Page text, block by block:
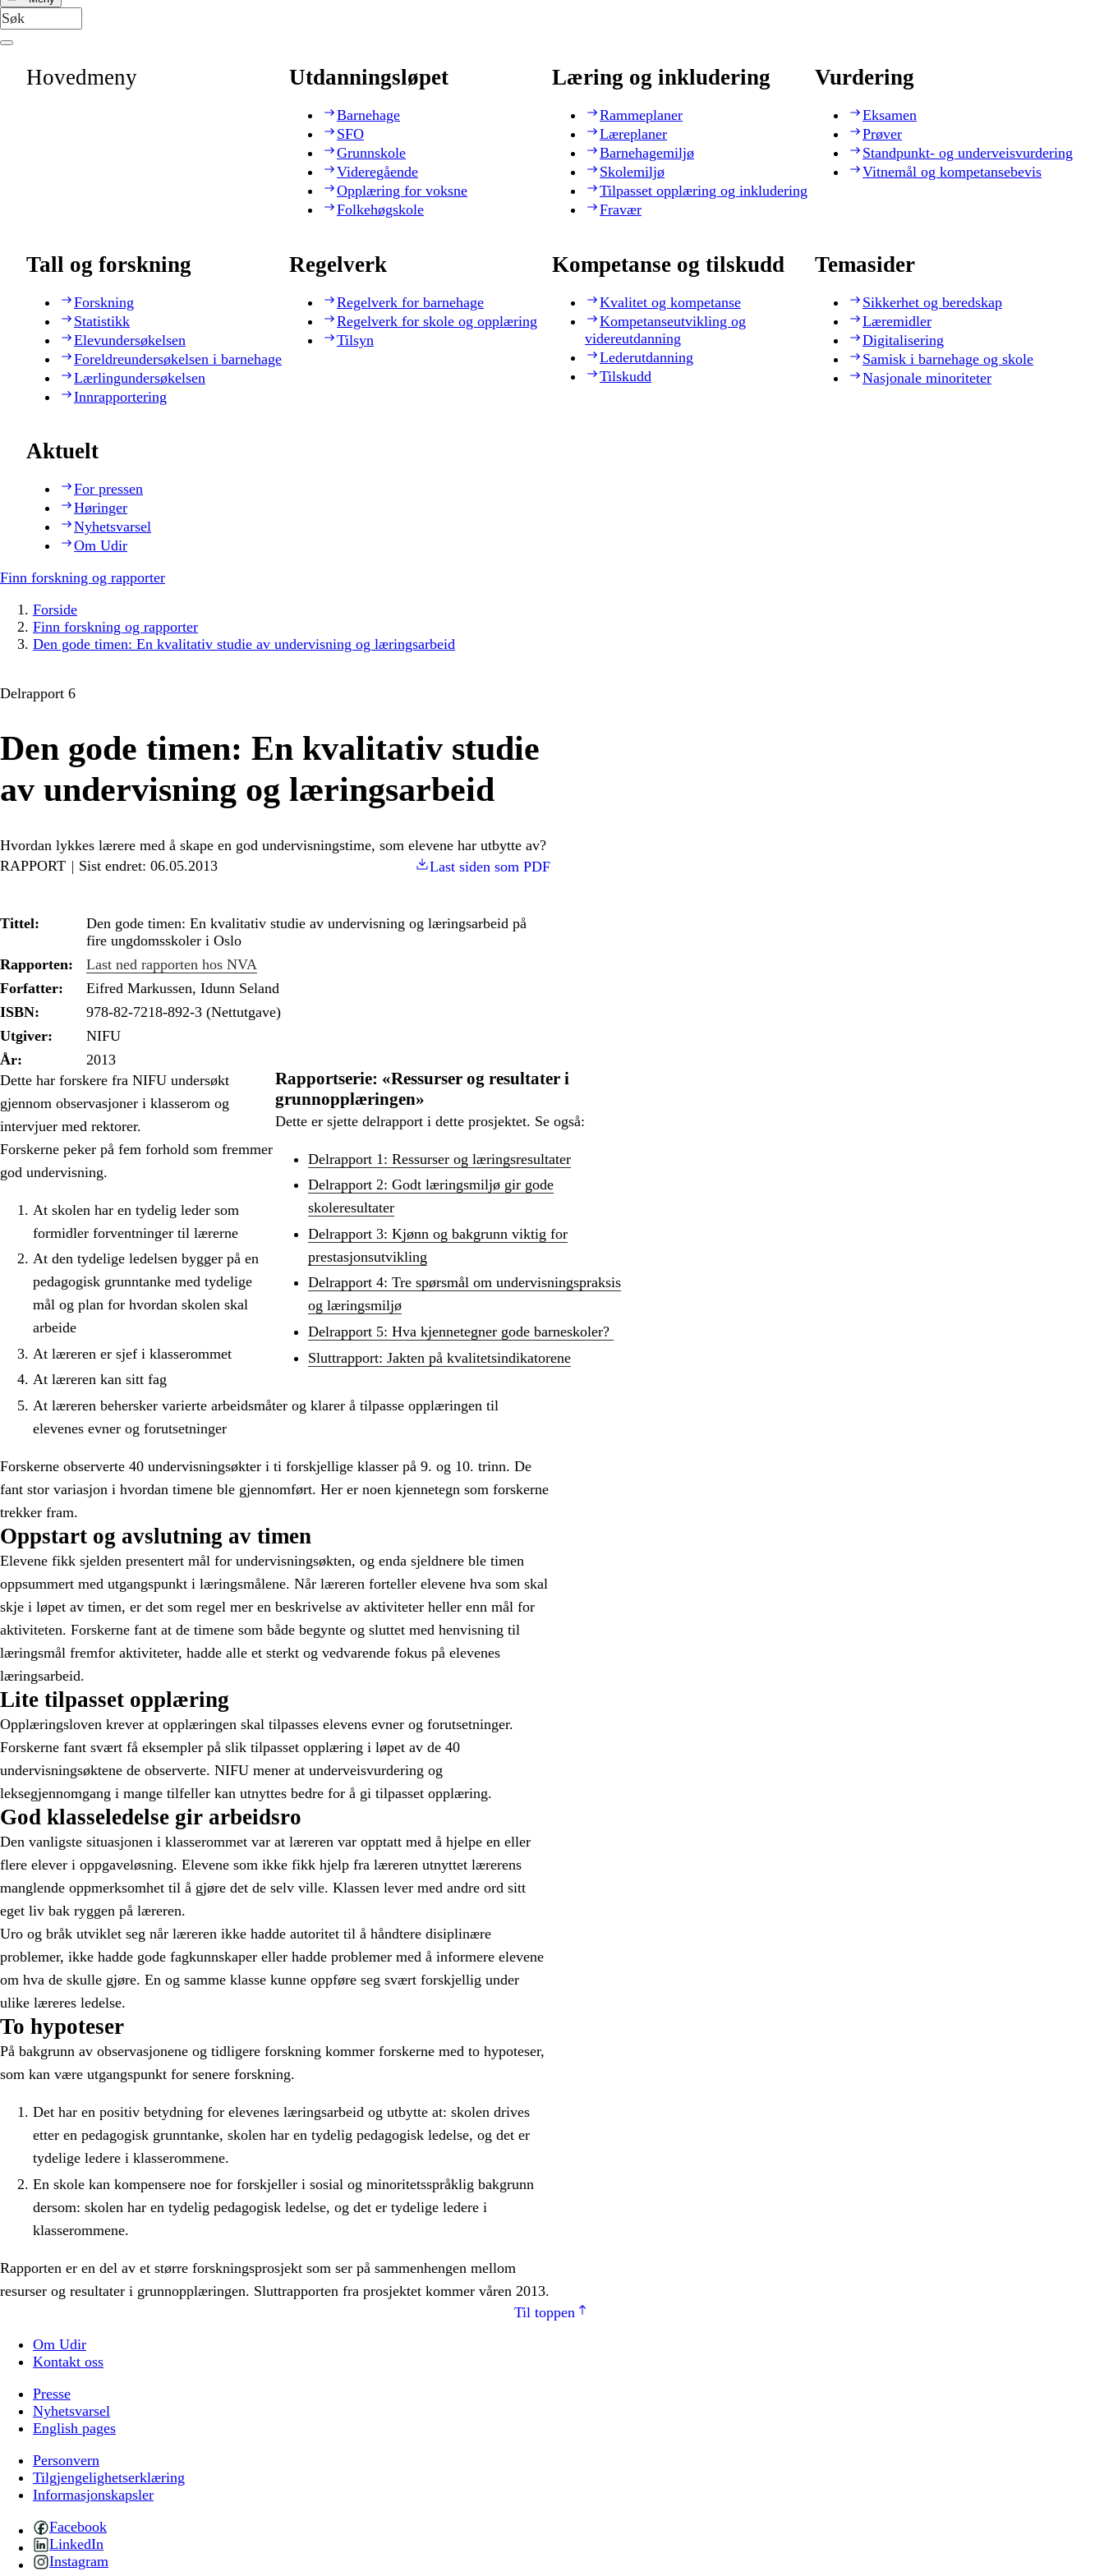
Hovedmeny Utdanningsløpet
Barnehage
SFO
Grunnskole
Videregående
Opplæring for voksne
Folkehøgskole
Læring og inkludering
Rammeplaner
Læreplaner
Barnehagemiljø
Skolemiljø
Tilpasset opplæring og inkludering
Fravær
Vurdering
Eksamen
Prøver
Standpunkt- og underveisvurdering
Vitnemål og kompetansebevis
Tall og forskning
Forskning
Statistikk
Elevundersøkelsen
Foreldreundersøkelsen i barnehage
Lærlingundersøkelsen
Innrapportering
Regelverk
Regelverk for barnehage
Regelverk for skole og opplæring
Tilsyn
Kompetanse og tilskudd
Kvalitet og kompetanse
Kompetanseutvikling og
videreutdanning
Lederutdanning
Tilskudd
Temasider
Sikkerhet og beredskap
Læremidler
Digitalisering
Samisk i barnehage og skole
Nasjonale minoriteter
Aktuelt
For pressen
Høringer
Nyhetsvarsel
Om Udir
Finn forskning og rapporter
Forside
Finn forskning og rapporter
Den gode timen: En kvalitativ studie av undervisning og læringsarbeid
Delrapport 6
Den gode timen: En kvalitativ studie
av undervisning og læringsarbeid
Hvordan lykkes lærere med å skape en god undervisningstime, som elevene har utbytte av?
RAPPORT
Sist endret: 06.05.2013 Last siden som PDF
Tittel:
Den gode timen: En kvalitativ studie av undervisning og læringsarbeid på
fire ungdomsskoler i Oslo
Rapporten:
Last ned rapporten hos NVA
Forfatter:
Eifred Markussen, Idunn Seland
ISBN:
978-82-7218-892-3 (Nettutgave)
Utgiver:
NIFU
År:
2013
Rapportserie: «Ressurser og resultater i
grunnopplæringen»
Dette er sjette delrapport i dette prosjektet. Se også:
Delrapport 1: Ressurser og læringsresultater
Delrapport 2: Godt læringsmiljø gir gode
skoleresultater
Delrapport 3: Kjønn og bakgrunn viktig for
prestasjonsutvikling
Delrapport 4: Tre spørsmål om undervisningspraksis
og læringsmiljø
Delrapport 5: Hva kjennetegner gode barneskoler?
Sluttrapport: Jakten på kvalitetsindikatorene
Dette har forskere fra NIFU undersøkt
gjennom observasjoner i klasserom og
intervjuer med rektorer.
Forskerne peker på fem forhold som fremmer
god undervisning.
At skolen har en tydelig leder som
formidler forventninger til lærerne
At den tydelige ledelsen bygger på en
pedagogisk grunntanke med tydelige
mål og plan for hvordan skolen skal
arbeide
At læreren er sjef i klasserommet
At læreren kan sitt fag
At læreren behersker varierte arbeidsmåter og klarer å tilpasse opplæringen til
elevenes evner og forutsetninger
Forskerne observerte 40 undervisningsøkter i ti forskjellige klasser på 9. og 10. trinn. De
fant stor variasjon i hvordan timene ble gjennomført. Her er noen kjennetegn som forskerne
trekker fram.
Oppstart og avslutning av timen
Elevene fikk sjelden presentert mål for undervisningsøkten, og enda sjeldnere ble timen
oppsummert med utgangspunkt i læringsmålene. Når læreren forteller elevene hva som skal
skje i løpet av timen, er det som regel mer en beskrivelse av aktiviteter heller enn mål for
aktiviteten. Forskerne fant at de timene som både begynte og sluttet med henvisning til
læringsmål fremfor aktiviteter, hadde alle et sterkt og vedvarende fokus på elevenes
læringsarbeid.
Lite tilpasset opplæring
Opplæringsloven krever at opplæringen skal tilpasses elevens evner og forutsetninger.
Forskerne fant svært få eksempler på slik tilpasset opplæring i løpet av de 40
undervisningsøktene de observerte. NIFU mener at underveisvurdering og
leksegjennomgang i mange tilfeller kan utnyttes bedre for å gi tilpasset opplæring.
God klasseledelse gir arbeidsro
Den vanligste situasjonen i klasserommet var at læreren var opptatt med å hjelpe en eller
flere elever i oppgaveløsning. Elevene som ikke fikk hjelp fra læreren utnyttet lærerens
manglende oppmerksomhet til å gjøre det de selv ville. Klassen lever med andre ord sitt
eget liv bak ryggen på læreren.
Uro og bråk utviklet seg når læreren ikke hadde autoritet til å håndtere disiplinære
problemer, ikke hadde gode fagkunnskaper eller hadde problemer med å informere elevene
om hva de skulle gjøre. En og samme klasse kunne oppføre seg svært forskjellig under
ulike læreres ledelse.
To hypoteser
På bakgrunn av observasjonene og tidligere forskning kommer forskerne med to hypoteser,
som kan være utgangspunkt for senere forskning.
Det har en positiv betydning for elevenes læringsarbeid og utbytte at: skolen drives
etter en pedagogisk grunntanke, skolen har en tydelig pedagogisk ledelse, og det er
tydelige ledere i klasserommene.
En skole kan kompensere noe for forskjeller i sosial og minoritetsspråklig bakgrunn
dersom: skolen har en tydelig pedagogisk ledelse, og det er tydelige ledere i
klasserommene.
Rapporten er en del av et større forskningsprosjekt som ser på sammenhengen mellom
resurser og resultater i grunnopplæringen. Sluttrapporten fra prosjektet kommer våren 2013.
Til toppen
Om Udir
Kontakt oss
Presse
Nyhetsvarsel
English pages
Personvern
Tilgjengelighetserklæring
Informasjonskapsler
Facebook
LinkedIn
Instagram